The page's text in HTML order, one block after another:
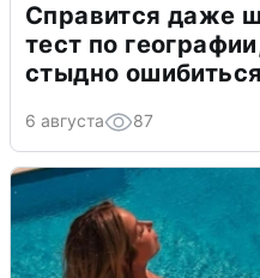
Справится даже
тест по
стыдно ошибиться
6 августа 87